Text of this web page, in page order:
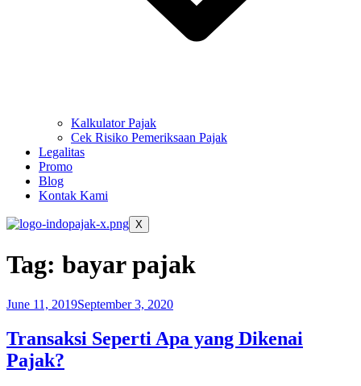
Kalkulator Pajak
Cek Risiko Pemeriksaan Pajak
Legalitas
Promo
Blog
Kontak Kami
X
Tag: bayar pajak
June 11, 2019September 3, 2020
Transaksi Seperti Apa yang Dikenai
Pajak?